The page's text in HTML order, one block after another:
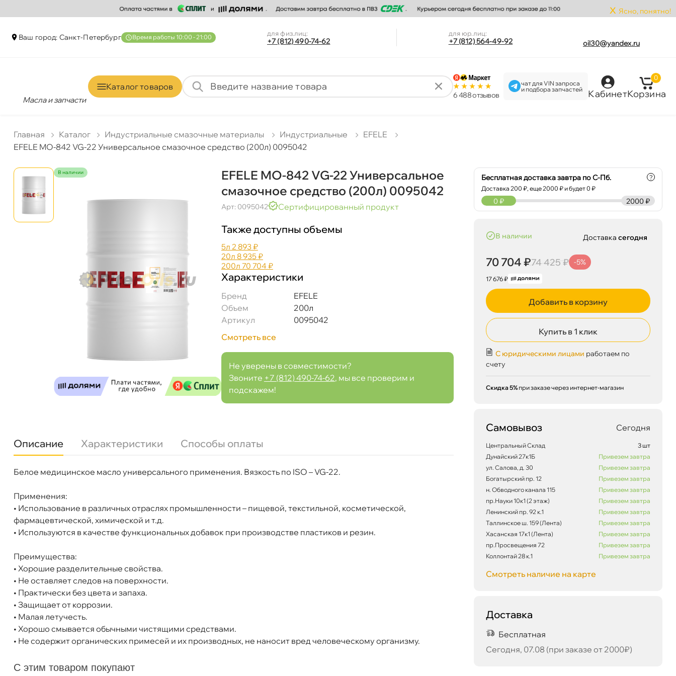
x Ясно, понятно!
аш город: Санкт-Петербур ремя работы 10:00 - 21:00 для физ.лиц:
+7 (812) 490-74-62
для юр.лиц:
+7 (812) 564-49-92 oil30@yandex.ru
Масла и запчасти
Каталог товаро
6 488 отзыво
чат для VIN запроса
и подбора запчастей
Кабинет
0
Корзина
Главная Катало Индустриальные смазочные материалы Индустриальные
EFELE
EFELE MO-842 VG-22 Универсальное смазочное средство (200л) 0095042
наличии
EFELE MO-842 VG-22 Универсальное
смазочное средство (200л) 0095042
Арт: 0095042 Сертифицированный продукт
Также доступны объемы
5л 2 893 ₽
20л 8 935 ₽
200л 70 704 ₽
Характеристики
Бренд
EFELE
Объем
200л
Артикул
0095042
Смотреть все
Не уверены в совместимости?
Звоните +7 (812) 490-74-62, мы все проверим и
подскажем!
Описание Характеристики Способы оплаты
Белое медицинское масло универсального применения. Вязкость по ISO – VG-22.
Применения:
• Использование в различных отраслях промышленности – пищевой, текстильной, косметической,
фармацевтической, химической и т.д.
• Используются в качестве функциональных добавок при производстве пластиков и резин.
Преимущества:
• Хорошие разделительные свойства.
• Не оставляет следов на поверхности.
• Практически без цвета и запаха.
• Защищает от коррозии.
• Малая летучесть.
• Хорошо смывается обычными чистящими средствами.
• Не содержит органических примесей и их производных, не наносит вред человеческому организму.
Бренд
EFELE
Артикул
С этим товаром покупают
Бесплатная доставка завтра по С-Пб.
Доставка200 ₽, еще2000 ₽ и будет 0 ₽
?
2000 ₽
0 ₽
наличии
70 704 ₽74 425 ₽ -5%
17 676 ₽
Доставкасегодня
Добавить в корзину
Купить в 1 клик
С юридическими лицами работаем по
счету
Скидка 5% при заказе через интернет-магазин
Самовывоз Сегодня
Центральный Склад
3 шт
Дунайский 27к1Б
Привезем завтра
ул. Салова, д. 30
Привезем завтра
Богатырский пр. 12
Привезем завтра
н. Обводного канала 115
Привезем завтра
пр.Науки 10к1 (2 этаж)
Привезем завтра
Ленинский пр. 92 к.1
Привезем завтра
Таллинское ш. 159 (Лента)
Привезем завтра
Хасанская 17к1 (Лента)
Привезем завтра
пр.Просвещения 72
Привезем завтра
Коллонтай 28 к.1
Привезем завтра
Смотреть наличие на карте
Доставка
Бесплатная
Сегодня, 07.08 (при заказе от 2000₽)
EFELE MO-842 VG-22 Универсальное смазочное средство (200л) 0095042 70 704 ₽